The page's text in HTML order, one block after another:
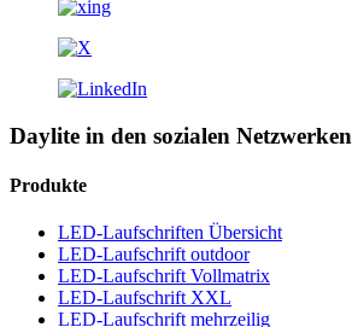
Daylite in den sozialen Netzwerken
Produkte
LED-Laufschriften Übersicht
LED-Laufschrift outdoor
LED-Laufschrift Vollmatrix
LED-Laufschrift XXL
LED-Laufschrift mehrzeilig